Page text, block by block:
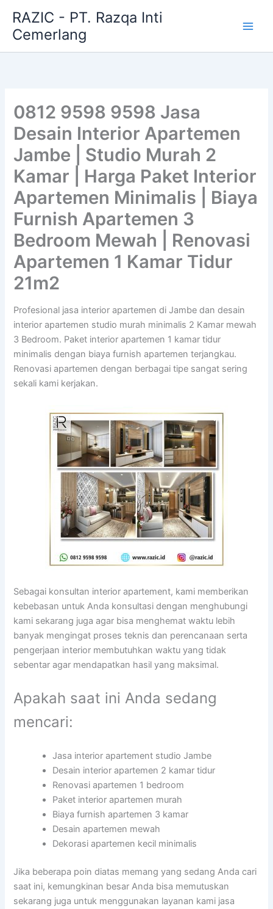
content
RAZIC - PT. Razqa Inti
Cemerlang
0812 9598 9598 Jasa
Desain Interior Apartemen
Jambe | Studio Murah 2
Kamar | Harga Paket Interior
Apartemen Minimalis | Biaya
Furnish Apartemen 3
Bedroom Mewah | Renovasi
Apartemen 1 Kamar Tidur
21m2
Profesional jasa interior apartemen di Jambe dan desain
interior apartemen studio murah minimalis 2 Kamar mewah
3 Bedroom. Paket interior apartemen 1 kamar tidur
minimalis dengan biaya furnish apartemen terjangkau.
Renovasi apartemen dengan berbagai tipe sangat sering
sekali kami kerjakan.
Sebagai konsultan interior apartement, kami memberikan
kebebasan untuk Anda konsultasi dengan menghubungi
kami sekarang juga agar bisa menghemat waktu lebih
banyak mengingat proses teknis dan perencanaan serta
pengerjaan interior membutuhkan waktu yang tidak
sebentar agar mendapatkan hasil yang maksimal.
Apakah saat ini Anda sedang
mencari:
Jasa interior apartement studio Jambe
Desain interior apartemen 2 kamar tidur
Renovasi apartemen 1 bedroom
Paket interior apartemen murah
Biaya furnish apartemen 3 kamar
Desain apartemen mewah
Dekorasi apartemen kecil minimalis
Jika beberapa poin diatas memang yang sedang Anda cari
saat ini, kemungkinan besar Anda bisa memutuskan
sekarang juga untuk menggunakan layanan kami jasa